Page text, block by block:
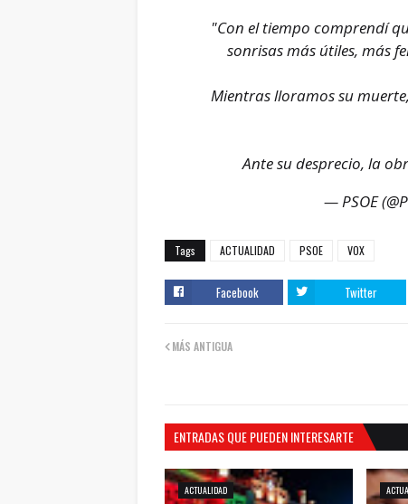
"Con el tiempo comprendí
sonrisas más útiles, más
Mientras lloramos su
Ante su desprecio, la
— PSOE
Tags ACTUALIDAD PSOE VOX
Facebook Twitter
MÁS ANTIGUA
ENTRADAS QUE PUEDEN INTERESARTE
ACTUALIDAD